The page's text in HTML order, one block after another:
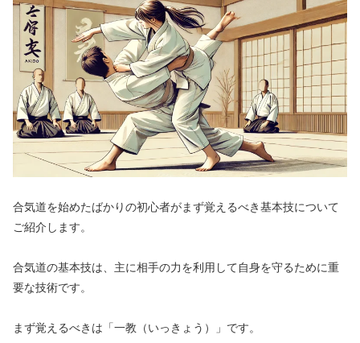
合気道を始めたばかりの初心者がまず覚えるべき基本技について
ご紹介します。
合気道の基本技は、主に相手の力を利用して自身を守るために重
要な技術です。
まず覚えるべきは「一教（いっきょう）」です。